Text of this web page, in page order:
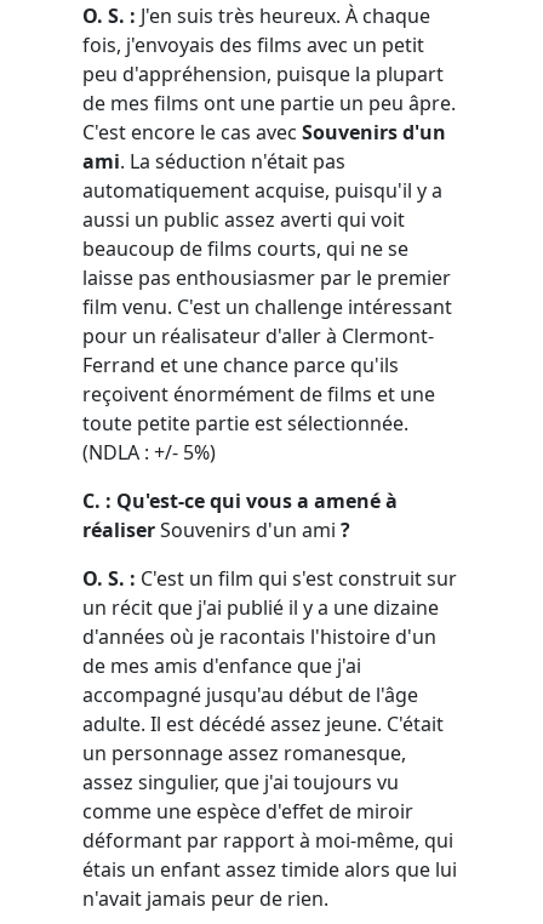
O. S. : J'en suis très heureux. À chaque
fois, j'envoyais des films avec un petit
peu d'appréhension, puisque la plupart
de mes films ont une partie un peu âpre.
C'est encore le cas avec Souvenirs d'un
ami. La séduction n'était pas
automatiquement acquise, puisqu'il y a
aussi un public assez averti qui voit
beaucoup de films courts, qui ne se
laisse pas enthousiasmer par le premier
film venu. C'est un challenge intéressant
pour un réalisateur d'aller à Clermont-
Ferrand et une chance parce qu'ils
reçoivent énormément de films et une
toute petite partie est sélectionnée.
(NDLA : +/- 5%)
C. : Qu'est-ce qui vous a amené à
réaliserSouvenirs d'un ami ?
O. S. : C'est un film qui s'est construit sur
un récit que j'ai publié il y a une dizaine
d'années où je racontais l'histoire d'un
de mes amis d'enfance que j'ai
accompagné jusqu'au début de l'âge
adulte. Il est décédé assez jeune. C'était
un personnage assez romanesque,
assez singulier, que j'ai toujours vu
comme une espèce d'effet de miroir
déformant par rapport à moi-même, qui
étais un enfant assez timide alors que lui
n'avait jamais peur de rien.